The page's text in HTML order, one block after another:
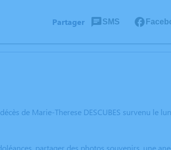
Partager SMS
de Marie-Therese DESCUBES survenu le
partager des photos souvenirs, une